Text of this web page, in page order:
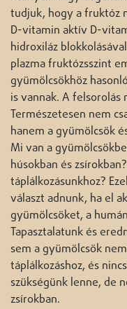
tudjuk, hogy a fruktóz
D-vitamin aktív D-
hidroxiláz
plazma fruktózsszint
gyümölcsökhöz
is vannak. A felsorolás
Természetesen nem
hanem a gyümölcsök
Mi van a
húsokban és
táplálkozásunkhoz?
választ adnunk, ha el
gyümölcsöket, a
Tapasztalatunk és
sem a gyümölcsök
táplálkozáshoz, és
szükségünk lenne, de
zsírokban.